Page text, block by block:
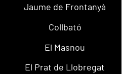
Jaume de Frontanyà
Collbató
El Masnou
El Prat de Llobregat